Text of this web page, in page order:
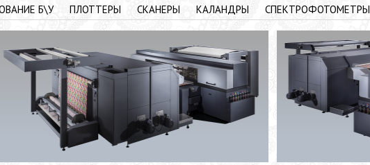
Б\У ПЛОТТЕРЫ СКАНЕРЫ КАЛАНДРЫ СПЕКТРОФОТОМЕТРЫ